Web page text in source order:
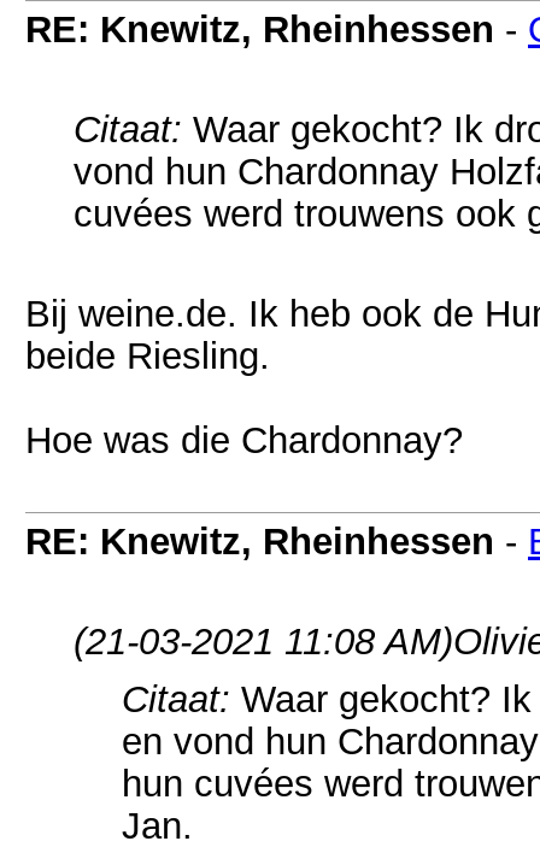
RE: Knewitz, Rheinhessen -
Citaat: Waar gekocht? Ik
vond hun Chardonnay
cuvées werd trouwens ook
Bij weine.de. Ik heb ook de
beide Riesling.
Hoe was die Chardonnay?
RE: Knewitz, Rheinhessen -
(21-03-2021 11:08 AM)
Citaat: Waar gekocht?
en vond hun
hun cuvées werd
Jan.